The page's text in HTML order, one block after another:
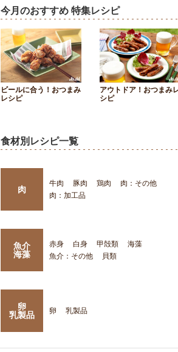
今月のおすすめ 特集レシピ
ビールに合う！おつまみ
レシピ
アウトドア！おつまみ
シピ
食材別レシピ一覧
肉
牛肉 豚肉 鶏肉
肉：その他
肉：加工品
魚介
海藻
赤身 白身 甲殻類
海藻
魚介：その他
貝類
卵
乳製品
卵 乳製品